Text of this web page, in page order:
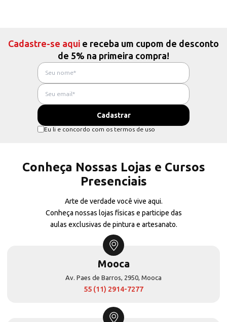
Cadastre-se aqui e receba um cupom de desconto
de 5% na primeira compra!
Eu li e concordo com os termos de uso
Conheça Nossas Lojas e Cursos
Presenciais
Arte de verdade você vive aqui.
Conheça nossas lojas físicas e participe das
aulas exclusivas de pintura e artesanato.
Mooca
Av. Paes de Barros, 2950, Mooca
55 (11) 2914-7277